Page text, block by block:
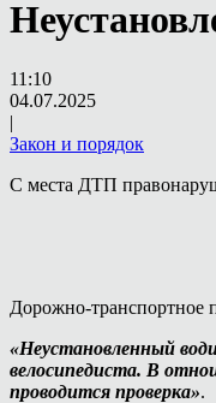
11:10
04.07.2025
|
Закон и порядок
С места ДТП
Дорожно-транспортное
«Неустановленный
велосипедиста. В
проводится проверка».